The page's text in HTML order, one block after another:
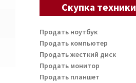
Скупка техники
Продать ноутбук
Продать компьютер
Продать жесткий диск
Продать монитор
Продать планшет